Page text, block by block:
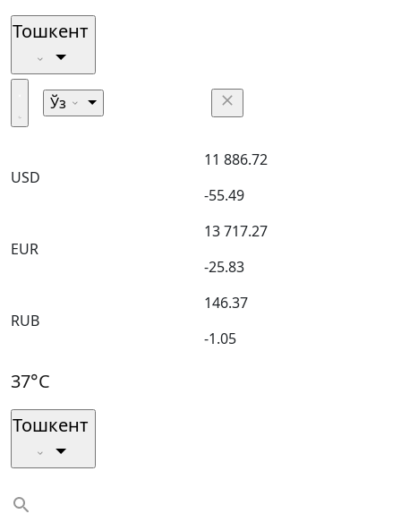
Тошкент
Ўз
USD
11 886.72
-55.49
EUR
13 717.27
-25.83
RUB
146.37
-1.05
37°C
Тошкент